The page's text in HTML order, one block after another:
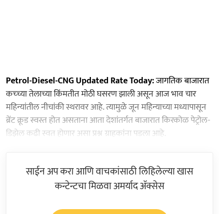
Petrol-Diesel-CNG Updated Rate Today:जागतिक बाजारात
कच्च्या तेलाच्या किंमतीत मोठी घसरण झाली असून आज भाव चार
महिन्यांतील नीचांकी स्थरावर आहे. त्यामुळे जून महिन्याच्या मध्यापासून
ब्रेंट क्रूड स्वस्त होत असताना आता देशांतर्गत बाजारात किरकोळ पेट्रोल-
डिझेल कढी स्वत होणार असा प्रश्न ग्राहकांना पडला आहे.
साईन अप करा आणि वाचकांसाठी लिहिलेल्या खास
कन्टेन्टचा मिळवा अमर्याद ॲक्सेस